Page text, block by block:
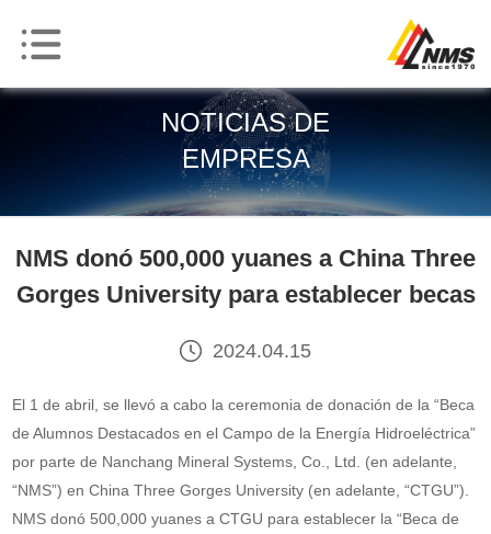
NOTICIAS DE
EMPRESA
NMS donó 500,000 yuanes a China Three
Gorges University para establecer becas
2024.04.15
El 1 de abril, se llevó a cabo la ceremonia de donación de la “Beca
de Alumnos Destacados en el Campo de la Energía Hidroeléctrica”
por parte de Nanchang Mineral Systems, Co., Ltd. (en adelante,
“NMS”) en China Three Gorges University (en adelante, “CTGU”).
NMS donó 500,000 yuanes a CTGU para establecer la “Beca de